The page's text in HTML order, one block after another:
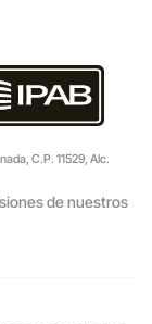
C.P. 11529, Alc.
de nuestros